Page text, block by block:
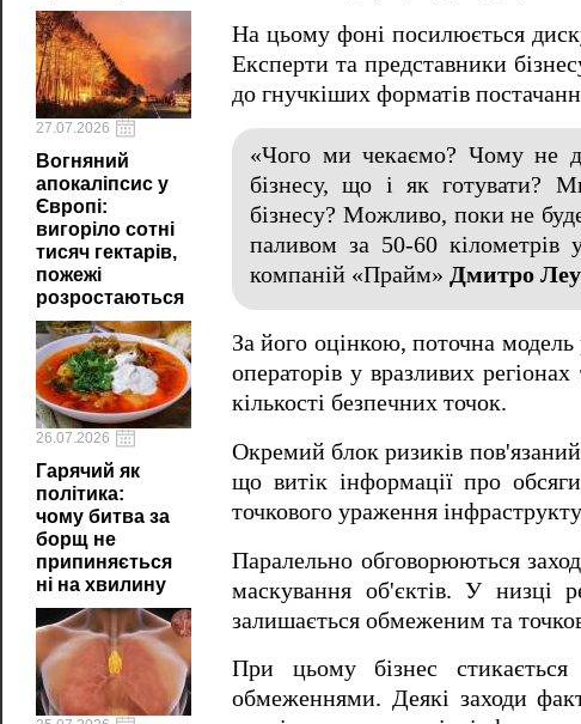
27.07.2026
Вогняний
апокаліпсис у
Європі:
вигоріло сотні
тисяч гектарів,
пожежі
розростаються
26.07.2026
Гарячий як
політика:
чому битва за
борщ не
припиняється
ні на хвилину
На цьому фоні посилюється
Експерти та представники
до гнучкіших форматів
«Чого ми чекаємо? Чому не
бізнесу, що і як готувати?
бізнесу? Можливо, поки не
паливом за 50-60
компаній «Прайм» Дмитро
За його оцінкою, поточна модель
операторів у вразливих
кількості безпечних точок.
Окремий блок ризиків
що витік інформації про
точкового ураження
Паралельно обговорюються
маскування об'єктів. У низці
залишається обмеженим та
При цьому бізнес
обмеженнями. Деякі заходи